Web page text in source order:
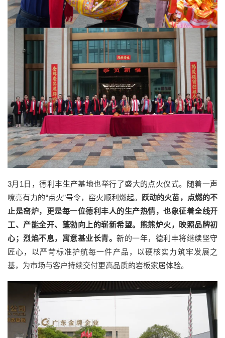
3月1日，德利丰生产基地也举行了盛大的点火仪式。随着一声
嘹亮有力的“点火”号令，窑火顺利燃起。 跃动的火苗，点燃的不
止是窑炉，更是每一位德利丰人的生产热情，也象征着全线开
工、产能全开、蓬勃向上的崭新希望。 熊熊炉火，映照品牌初
心；烈焰不息，寓意基业长青。 新的一年，德利丰将继续坚守
匠心，以严苛标准护航每一件产品，以硬核实力筑牢发展之
基，为市场与客户持续交付更高品质的岩板家居体验。